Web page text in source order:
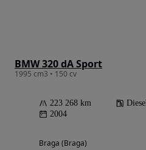
BMW 320 dA Sport
1995 cm3 • 150 cv
223 268 km Diesel
2004
Braga (Braga)